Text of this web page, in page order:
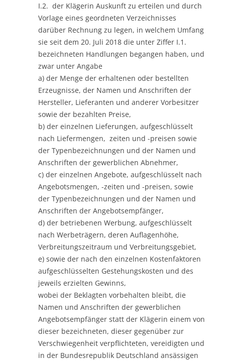
I.2. der Klägerin Auskunft zu erteilen und durch
Vorlage eines geordneten Verzeichnisses
darüber Rechnung zu legen, in welchem Umfang
sie seit dem 20. Juli 2018 die unter Ziffer I.1.
bezeichneten Handlungen begangen haben, und
zwar unter Angabe
a) der Menge der erhaltenen oder bestellten
Erzeugnisse, der Namen und Anschriften der
Hersteller, Lieferanten und anderer Vorbesitzer
sowie der bezahlten Preise,
b) der einzelnen Lieferungen, aufgeschlüsselt
nach Liefermengen, zeiten und -preisen sowie
der Typenbezeichnungen und der Namen und
Anschriften der gewerblichen Abnehmer,
c) der einzelnen Angebote, aufgeschlüsselt nach
Angebotsmengen, -zeiten und -preisen, sowie
der Typenbezeichnungen und der Namen und
Anschriften der Angebotsempfänger,
d) der betriebenen Werbung, aufgeschlüsselt
nach Werbeträgern, deren Auflagenhöhe,
Verbreitungszeitraum und Verbreitungsgebiet,
e) sowie der nach den einzelnen Kostenfaktoren
aufgeschlüsselten Gestehungskosten und des
jeweils erzielten Gewinns,
wobei der Beklagten vorbehalten bleibt, die
Namen und Anschriften der gewerblichen
Angebotsempfänger statt der Klägerin einem von
dieser bezeichneten, dieser gegenüber zur
Verschwiegenheit verpflichteten, vereidigten und
in der Bundesrepublik Deutschland ansässigen